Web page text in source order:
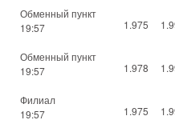
Обменный пункт
19:57
1.975
Обменный пункт
19:57
1.978
Филиал
19:57
1.975